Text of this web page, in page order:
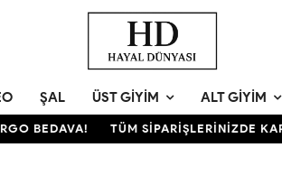
ŞAL ÜST GIYIM ALT GIYIM
BEDAVA! TÜM SİPARİŞLERİNİZDE